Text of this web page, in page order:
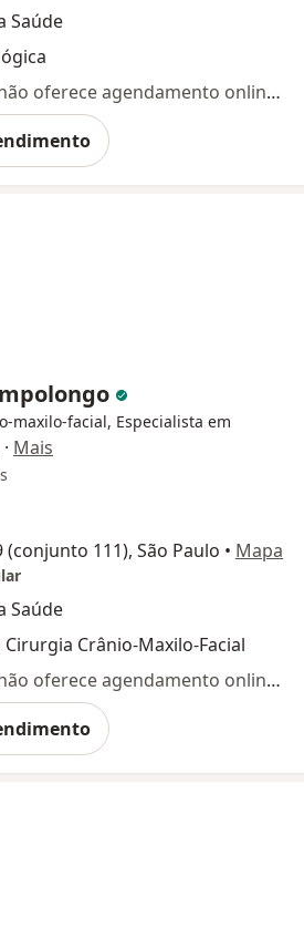
Saúde
Esse especialista não oferece agendamento online para esse endereço.
maxilo-facial, Especialista em
· Mais
(conjunto 111), São Paulo • Mapa
Saúde
Crânio-Maxilo-Facial
Esse especialista não oferece agendamento online para esse endereço.